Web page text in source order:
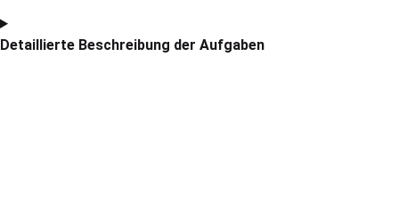
Detaillierte Beschreibung der Aufgaben